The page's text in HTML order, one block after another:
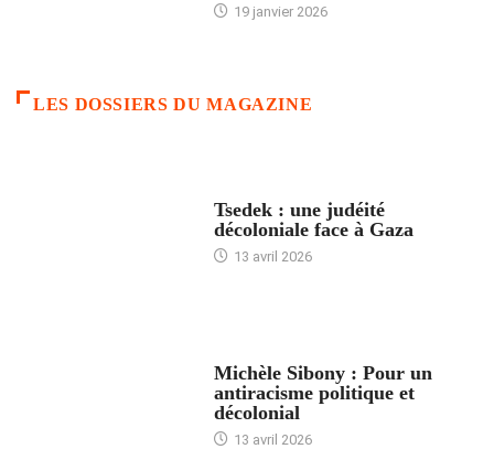
19 janvier 2026
LES DOSSIERS DU MAGAZINE
Tsedek : une judéité
décoloniale face à Gaza
13 avril 2026
Michèle Sibony : Pour un
antiracisme politique et
décolonial
13 avril 2026